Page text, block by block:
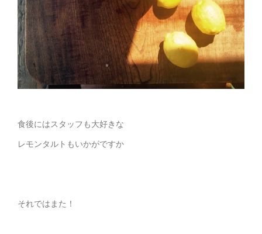
食後にはスタッフも大好きな
レモンタルトもいかがですか
それではまた！